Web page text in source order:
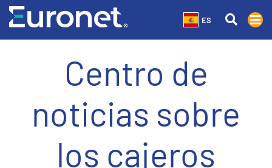
ES
Centro de
noticias sobre
los cajeros